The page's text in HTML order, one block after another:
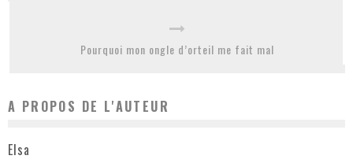
Pourquoi mon ongle d’orteil me fait mal
A PROPOS DE L'AUTEUR
Elsa